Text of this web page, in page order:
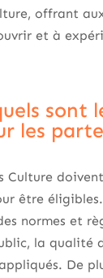
offrant
et à
sont
les
Culture
être
normes et
la qualité
De